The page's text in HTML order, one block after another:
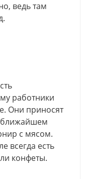
ведь там
работники
Они приносят
ближайшем
с мясом.
всегда есть
конфеты.